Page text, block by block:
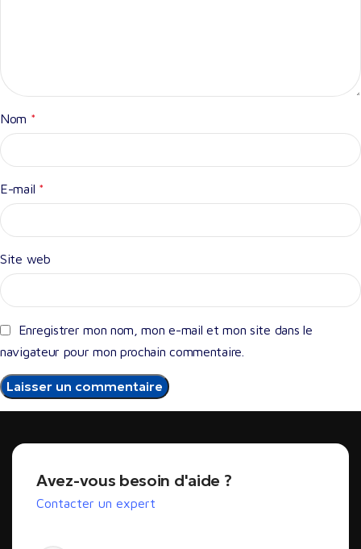
Nom *
E-mail *
Site web
Enregistrer mon nom, mon e-mail et mon site dans le
navigateur pour mon prochain commentaire.
Avez-vous besoin d'aide ?
Contacter un expert